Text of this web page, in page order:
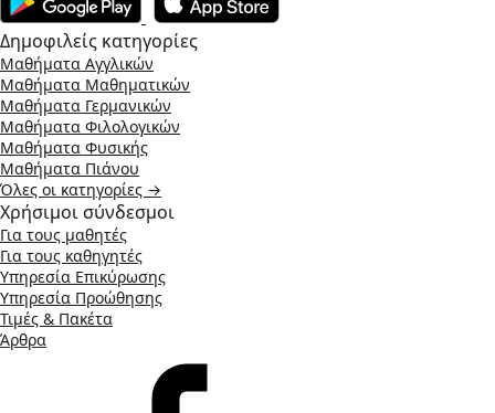
Δημοφιλείς κατηγορίες
Μαθήματα Αγγλικών
Μαθήματα Μαθηματικών
Μαθήματα Γερμανικών
Μαθήματα Φιλολογικών
Μαθήματα Φυσικής
Μαθήματα Πιάνου
Όλες οι κατηγορίες →
Χρήσιμοι σύνδεσμοι
Για τους μαθητές
Για τους καθηγητές
Υπηρεσία Επικύρωσης
Υπηρεσία Προώθησης
Τιμές & Πακέτα
Άρθρα